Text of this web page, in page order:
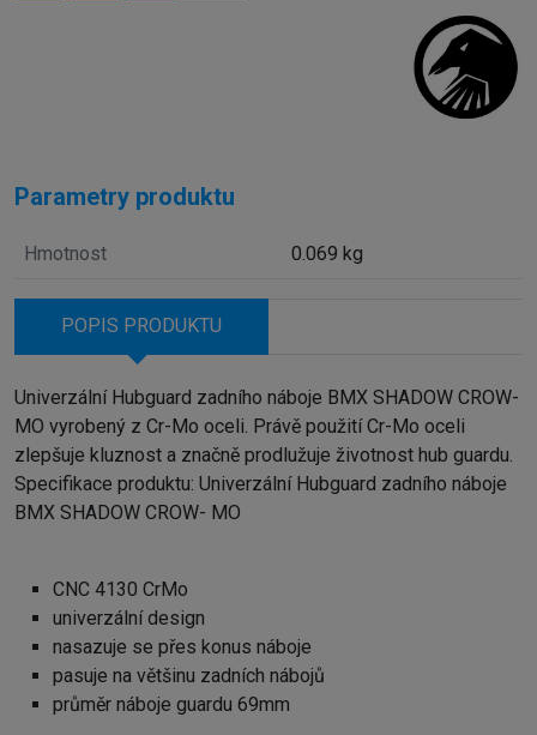
Parametry produktu
Hmotnost 0.069 kg
POPIS PRODUKTU
Univerzální Hubguard zadního náboje BMX SHADOW CROW-
MO vyrobený z Cr-Mo oceli. Právě použití Cr-Mo oceli
zlepšuje kluznost a značně prodlužuje životnost hub guardu.
Specifikace produktu: Univerzální Hubguard zadního náboje
BMX SHADOW CROW- MO
CNC 4130 CrMo
univerzální design
nasazuje se přes konus náboje
pasuje na většinu zadních nábojů
průměr náboje guardu 69mm